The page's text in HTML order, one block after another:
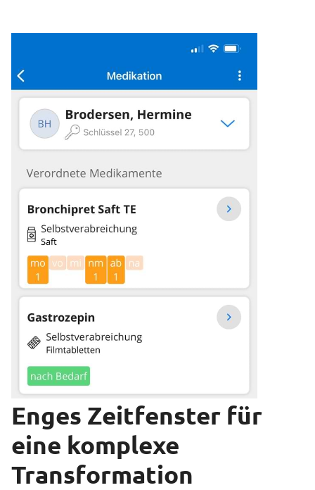
Enges Zeitfenster für
eine komplexe
Transformation